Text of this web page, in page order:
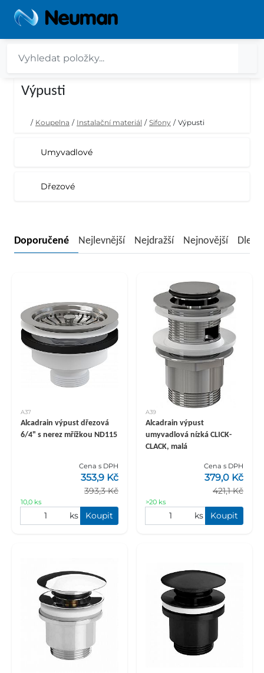
Výpusti
/ Koupelna / Instalační materiál / Sifony / Výpusti
Umyvadlové
Dřezové
Doporučené Nejlevnější Nejdražší Nejnovější Dle
A37
Alcadrain výpust dřezová
6/4" s nerez mřížkou ND115
Cena s DPH
393,3 Kč
353,9 Kč
10,0 ks
ks Koupit
A39
Alcadrain výpust
umyvadlová nízká CLICK-
CLACK, malá
Cena s DPH
421,1 Kč
379,0 Kč
>20 ks
ks Koupit